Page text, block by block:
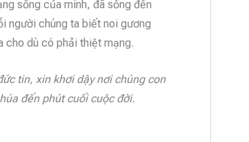
sống của mình, đã sống đến
người chúng ta biết noi gương
cho dù có phải thiệt mạng.
tin, xin khơi dậy nơi chúng con
đến phút cuối cuộc đời.